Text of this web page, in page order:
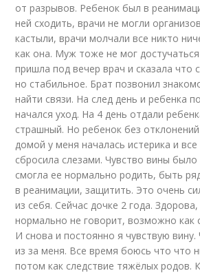
от разрывов. Ребенок был в
ней сходить, врачи не могли
кастыли, врачи молчали все никто
как она. Муж тоже не мог
пришла под вечер врач и сказала что
но стабильное. Брат позвонил
найти связи. На след день и ребенка
начался уход. На 4 день отдали
страшный. Но ребенок без
домой у меня началась истерика и
сбросила слезами. Чувство вины
смогла ее нормально родить, быть
в реанимации, защитить. Это очень
из себя. Сейчас дочке 2 года.
нормально не говорит, возможно как
И снова и постоянно я чувствую
из за меня. Все время боюсь что что
потом как следствие тяжёлых родов.